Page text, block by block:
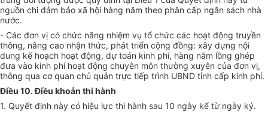
nguồn chi đảm bảo xã hội hàng năm theo phân cấp ngân sách nhà
nước.
- Các đơn vị có chức năng nhiệm vụ tổ chức các hoạt động truyền
thông, nâng cao nhận thức, phát triển cộng đồng: xây dựng nội
dung kế hoạch hoạt động, dự toán kinh phí, hàng năm lồng ghép
đưa vào kinh phí hoạt động chuyên môn thường xuyên của đơn vị,
thông qua cơ quan chủ quản trực tiếp trình UBND tỉnh cấp kinh phí.
Điều 10. Điều khoản thi hành
1. Quyết định này có hiệu lực thi hành sau 10 ngày kể từ ngày ký.